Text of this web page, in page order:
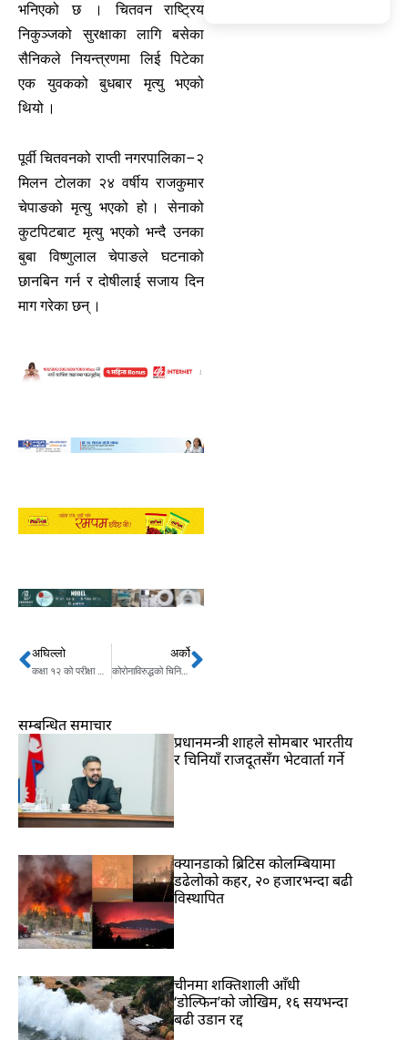
भनिएको छ । चितवन राष्ट्रिय
निकुञ्जको सुरक्षाका लागि बसेका
सैनिकले नियन्त्रणमा लिई पिटेका
एक युवकको बुधबार मृत्यु भएको
थियो ।
पूर्वी चितवनको राप्ती नगरपालिका–२
मिलन टोलका २४ वर्षीय राजकुमार
चेपाङको मृत्यु भएको हो । सेनाको
कुटपिटबाट मृत्यु भएको भन्दै उनका
बुबा विष्णुलाल चेपाङले घटनाको
छानबिन गर्न र दोषीलाई सजाय दिन
माग गरेका छन् ।
Prev
अघिल्लो
कक्षा १२ को परीक्षा असोज पहिलो साता गर्ने तयारी
अर्को
कोरोनाविरुद्धको चिनियाँ खोप यसै वर्ष आउने दाबी Next
सम्बन्धित समाचार
प्रधानमन्त्री शाहले सोमबार भारतीय
र चिनियाँ राजदूतसँग भेटवार्ता गर्ने
क्यानडाको ब्रिटिस कोलम्बियामा
डढेलोको कहर, २० हजारभन्दा बढी
विस्थापित
चीनमा शक्तिशाली आँधी
‘डोल्फिन’को जोखिम, १६ सयभन्दा
बढी उडान रद्द